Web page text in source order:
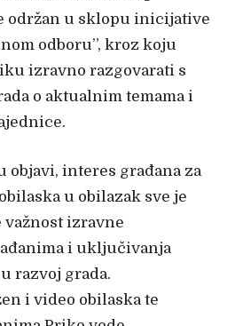
održan u sklopu inicijative
odboru”, kroz koju
izravno razgovarati s
o aktualnim temama i
objavi, interes građana za
u obilazak sve je
izravne
i uključivanja
razvoj grada.
i video obilaska te